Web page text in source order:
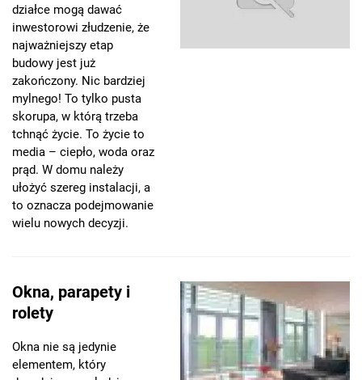
działce mogą dawać
inwestorowi złudzenie, że
najważniejszy etap
budowy jest już
zakończony. Nic bardziej
mylnego! To tylko pusta
skorupa, w którą trzeba
tchnąć życie. To życie to
media – ciepło, woda oraz
prąd. W domu należy
ułożyć szereg instalacji, a
to oznacza podejmowanie
wielu nowych decyzji.
Okna, parapety i
rolety
Okna nie są jedynie
elementem, który